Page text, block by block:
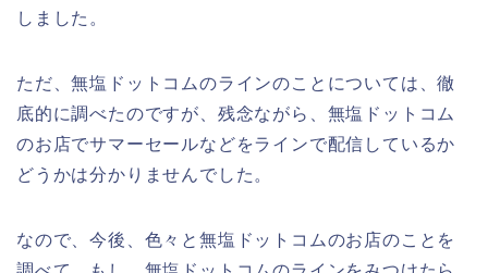
しました。
ただ、無塩ドットコムのラインのことについては、徹
底的に調べたのですが、残念ながら、無塩ドットコム
のお店でサマーセールなどをラインで配信しているか
どうかは分かりませんでした。
なので、今後、色々と無塩ドットコムのお店のことを